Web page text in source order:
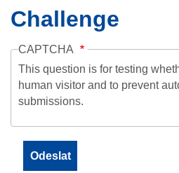
Challenge
CAPTCHA
This question is for testing
human visitor and to prevent
submissions.